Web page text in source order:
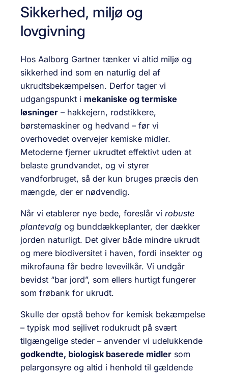
Sikkerhed, miljø og
lovgivning
Hos Aalborg Gartner tænker vi altid miljø og
sikkerhed ind som en naturlig del af
ukrudtsbekæmpelsen. Derfor tager vi
udgangspunkt i mekaniske og termiske
løsninger – hakkejern, rodstikkere,
børstemaskiner og hedvand – før vi
overhovedet overvejer kemiske midler.
Metoderne fjerner ukrudtet effektivt uden at
belaste grundvandet, og vi styrer
vandforbruget, så der kun bruges præcis den
mængde, der er nødvendig.
Når vi etablerer nye bede, foreslår vi robuste
plantevalg og bunddækkeplanter, der dækker
jorden naturligt. Det giver både mindre ukrudt
og mere biodiversitet i haven, fordi insekter og
mikrofauna får bedre levevilkår. Vi undgår
bevidst “bar jord”, som ellers hurtigt fungerer
som frøbank for ukrudt.
Skulle der opstå behov for kemisk bekæmpelse
– typisk mod sejlivet rodukrudt på svært
tilgængelige steder – anvender vi udelukkende
godkendte, biologisk baserede midler som
pelargonsyre og altid i henhold til gældende